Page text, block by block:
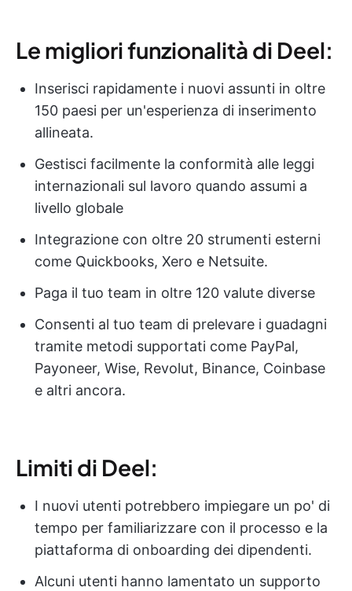
Le migliori funzionalità di Deel:
Inserisci rapidamente i nuovi assunti in oltre
150 paesi per un'esperienza di inserimento
allineata.
Gestisci facilmente la conformità alle leggi
internazionali sul lavoro quando assumi a
livello globale
Integrazione con oltre 20 strumenti esterni
come Quickbooks, Xero e Netsuite.
Paga il tuo team in oltre 120 valute diverse
Consenti al tuo team di prelevare i guadagni
tramite metodi supportati come PayPal,
Payoneer, Wise, Revolut, Binance, Coinbase
e altri ancora.
Limiti di Deel:
I nuovi utenti potrebbero impiegare un po' di
tempo per familiarizzare con il processo e la
piattaforma di onboarding dei dipendenti.
Alcuni utenti hanno lamentato un supporto